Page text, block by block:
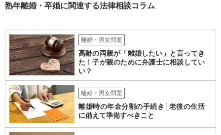
ば審判となりますが、 相手方の根拠のない主張に沿ったものになると
熟年離婚・卒婚に関連する法律相談コラム
離婚・男女問題
高齢の両親が「離婚したい」と言ってき
た！子が親のために弁護士に相談してい
い？
離婚・男女問題
離婚時の年金分割の手続き│老後の生活
に備えて準備すべきこと